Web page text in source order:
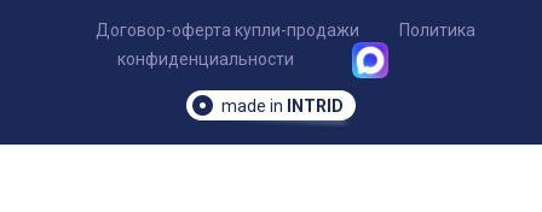
Договор-оферта купли-продажи
Политика
конфиденциальности
made in INTRID